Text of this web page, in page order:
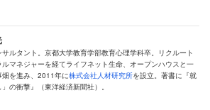
マッキンゼーは”War for Talent”とい
、まさに生き残りをかけて自社に優
めの戦争です。正々堂々とそのこと
となく学生に自社の都合を説明して理
、納得はされないとしても、せめて
ルタント。京都大学教育学部教育心理学科卒。リクルート
ルマネジャーを経てライフネット生命、オープンハウスと一
を進み、2011年に株式会社人材研究所を設立。著書に『就
の衝撃』（東洋経済新聞社）。